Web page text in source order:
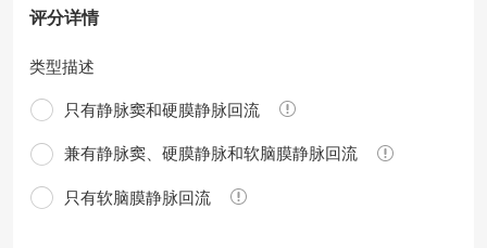
评分详情
类型描述
只有静脉窦和硬膜静脉回流
兼有静脉窦、硬膜静脉和软脑膜静脉回流
只有软脑膜静脉回流